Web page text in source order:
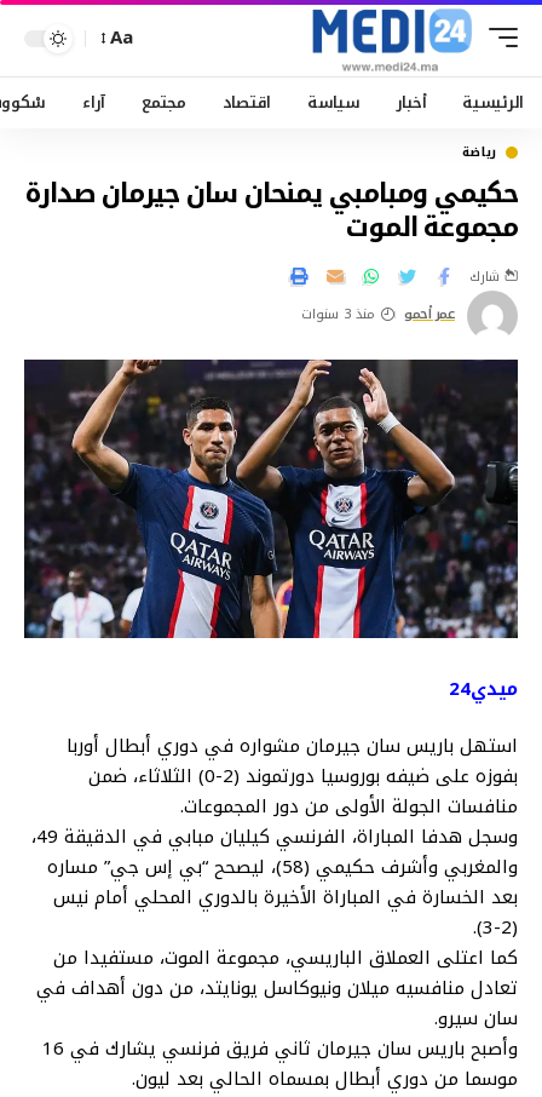
Aa
الرئيسية أخبار سياسة اقتصاد مجتمع آراء
رياضة
حكيمي ومبامبي يمنحان سان جيرمان صدارة
مجموعة الموت
عمر أحمو منذ 3 سنوات
شارك
ميدي24
استهل باريس سان جيرمان مشواره في دوري أبطال أوربا
بفوزه على ضيفه بوروسيا دورتموند (2-0) الثلاثاء، ضمن
منافسات الجولة الأولى من دور المجموعات.
وسجل هدفا المباراة، الفرنسي كيليان مبابي في الدقيقة 49،
والمغربي وأشرف حكيمي (58)، ليصحح “بي إس جي” مساره
بعد الخسارة في المباراة الأخيرة بالدوري المحلي أمام نيس
(2-3).
كما اعتلى العملاق الباريسي، مجموعة الموت، مستفيدا من
تعادل منافسيه ميلان ونيوكاسل يونايتد، من دون أهداف في
سان سيرو.
وأصبح باريس سان جيرمان ثاني فريق فرنسي يشارك في 16
موسما من دوري أبطال بمسماه الحالي بعد ليون.